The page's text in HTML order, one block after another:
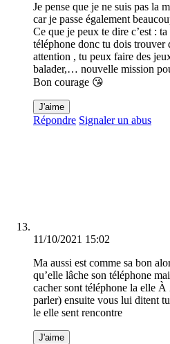
Je pense que je ne suis pas la
car je passe également
Ce que je peux te dire c’est : ta
téléphone donc tu dois trouver
attention , tu peux faire des
balader,… nouvelle mission
Bon courage 😘
J'aime
Répondre Signaler un abus
11/10/2021 15:02
Ma aussi est comme sa bon
qu’elle lâche son téléphone
cacher sont téléphone la elle
parler) ensuite vous lui ditent
le elle sent rencontre
J'aime